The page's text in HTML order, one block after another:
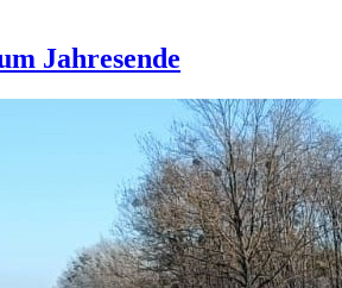
Jahresende